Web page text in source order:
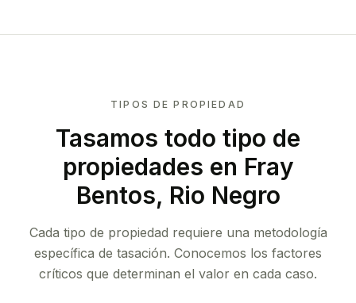
TIPOS DE PROPIEDAD
Tasamos todo tipo de
propiedades en Fray
Bentos, Rio Negro
Cada tipo de propiedad requiere una metodología
específica de tasación. Conocemos los factores
críticos que determinan el valor en cada caso.